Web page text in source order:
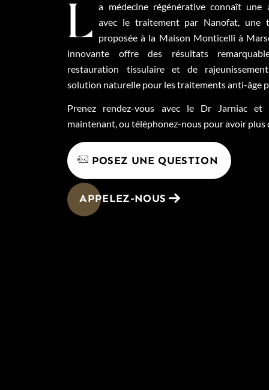
La médecine régénérative connaît une avancée significative avec le traitement par Nanofat, une
proposée à la Maison Monticelli à
innovante offre des résultats
restauration tissulaire et de
solution naturelle pour les traitements anti-âge
Prenez rendez-vous avec le Dr Jarniac et
maintenant, ou téléphonez-nous pour avoir plus
POSEZ UNE QUESTION
APPELEZ-NOUS